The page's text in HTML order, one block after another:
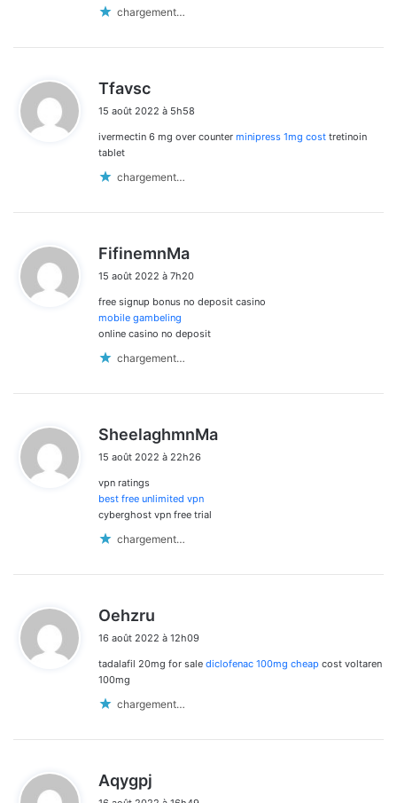
chargement…
Tfavsc
t
15 août 2022 à 5h58
ivermectin 6 mg over counter minipress 1mg cost tretinoin
tablet
chargement…
FifinemnMa
t
15 août 2022 à 7h20
free signup bonus no deposit casino
mobile gambeling
online casino no deposit
chargement…
SheelaghmnMa
15 août 2022 à 22h26
vpn ratings
best free unlimited vpn
cyberghost vpn free trial
chargement…
Oehzru
t
16 août 2022 à 12h09
tadalafil 20mg for sale diclofenac 100mg cheap cost voltaren
100mg
chargement…
Aqygpj